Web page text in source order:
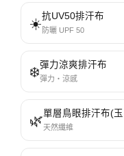
☀️抗UV50排汗布
防曬 UPF 50
❄️彈力涼爽排汗布
彈力・涼感
🌿天然纖維